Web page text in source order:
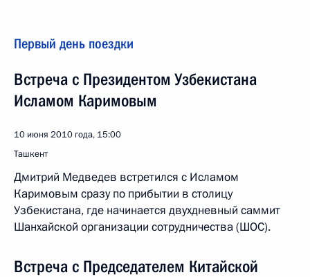
Первый день поездки
Встреча с Президентом Узбекистана
Исламом Каримовым
10 июня 2010 года, 15:00
Ташкент
Дмитрий Медведев встретился с Исламом
Каримовым сразу по прибытии в столицу
Узбекистана, где начинается двухдневный саммит
Шанхайской организации сотрудничества (ШОС).
Встреча с Председателем Китайской